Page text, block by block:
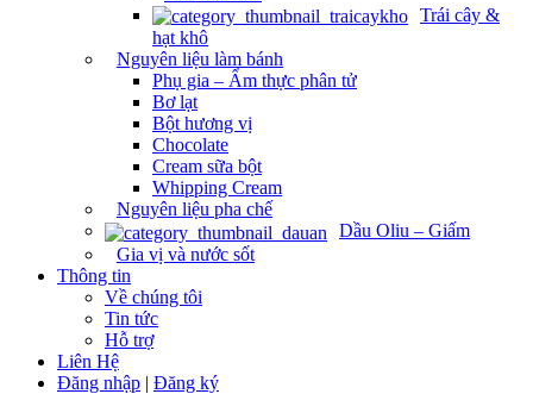
Trái cây &
hạt khô
Nguyên liệu làm bánh
Phụ gia – Ẩm thực phân tử
Bơ lạt
Bột hương vị
Chocolate
Cream sữa bột
Whipping Cream
Nguyên liệu pha chế
Dầu Oliu – Giấm
Gia vị và nước sốt
Thông tin
Về chúng tôi
Tin tức
Hỗ trợ
Liên Hệ
Đăng nhập | Đăng ký